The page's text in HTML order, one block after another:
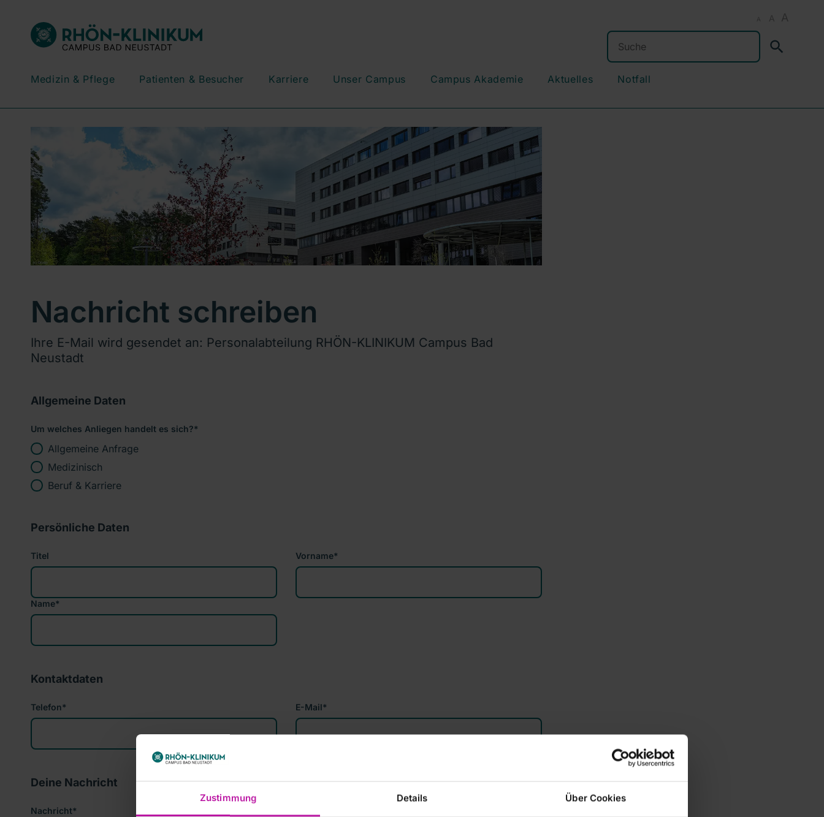
Zustimmung Details Über Cookies
A A A
Suchen
Medizin & Pflege Patienten & Besucher Karriere Unser Campus Campus Akademie Aktuelles Notfall
Nachricht schreiben
Ihre E-Mail wird gesendet an: Personalabteilung RHÖN-KLINIKUM Campus Bad
Neustadt
Allgemeine Daten
Um welches Anliegen handelt es sich?*
Allgemeine Anfrage
Medizinisch
Beruf & Karriere
Persönliche Daten
Titel Vorname*
Name*
Kontaktdaten
Telefon* E-Mail*
Deine Nachricht
Nachricht*